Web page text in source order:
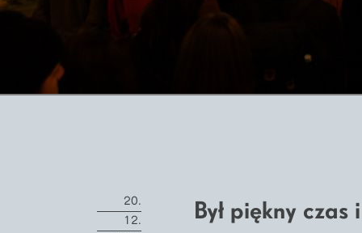
20.
12.
Był piękny